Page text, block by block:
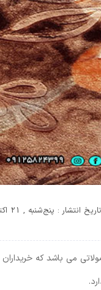
تاریخ انتشار : پنج‌شنبه , 21 اکتبر 2021
می باشد که